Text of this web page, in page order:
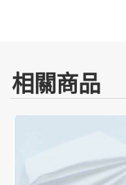
相關商品